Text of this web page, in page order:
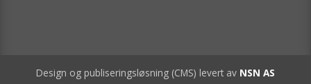
Design og publiseringsløsning (CMS) levert av NSN AS